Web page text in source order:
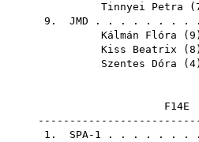
Tinnyei Petra (
9. JMD . . . . . . . . .
Kálmán Flóra ( 9
Kiss Beatrix ( 8
Szentes Dóra ( 4
1. SPA-1 . . . . . . .